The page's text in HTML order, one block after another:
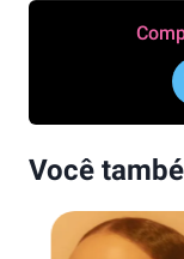
Você